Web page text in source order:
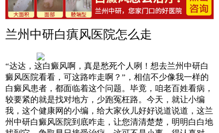
兰州中研白瘨风医院怎么走
“达达，这白癜风啊，真是愁死个人咧！想去兰州中研白
癜风医院看看，可这路咋走啊？”，相信不少像我一样的
白癜风患者，都面临着这个问题。毕竟，咱老百姓看病，
较要紧的就是找对地方，少跑冤枉路。今天，就让小编
我，这个健康网的小编，给大家伙儿好好说道说道，这兰
州中研白癜风医院到底咋走，让您清清楚楚，明明白白地